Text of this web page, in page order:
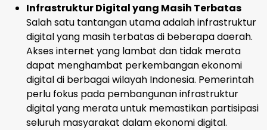
Infrastruktur Digital yang Masih Terbatas
Salah satu tantangan utama adalah infrastruktur
digital yang masih terbatas di beberapa daerah.
Akses internet yang lambat dan tidak merata
dapat menghambat perkembangan ekonomi
digital di berbagai wilayah Indonesia. Pemerintah
perlu fokus pada pembangunan infrastruktur
digital yang merata untuk memastikan partisipasi
seluruh masyarakat dalam ekonomi digital.